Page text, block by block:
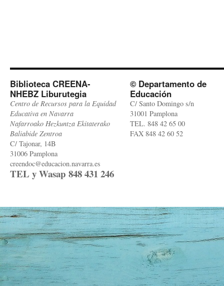
Biblioteca CREENA-
NHEBZ Liburutegia
Centro de Recursos para la Equidad
Educativa en Navarra
Nafarroako Hezkuntza Ekitaterako
Baliabide Zentroa
C/ Tajonar, 14B
31006 Pamplona
creendoc@educacion.navarra.es
TEL y Wasap 848 431 246
© Departamento de
Educación
C/ Santo Domingo s/n
31001 Pamplona
TEL. 848 42 65 00
FAX 848 42 60 52